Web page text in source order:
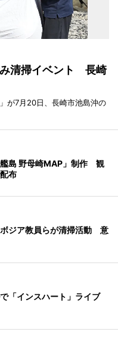
清掃イベント 長崎
が7月20日、長崎市池島沖の
島 野母崎MAP」制作 観
布
ジア教員らが清掃活動 意
「インスハート」ライブ